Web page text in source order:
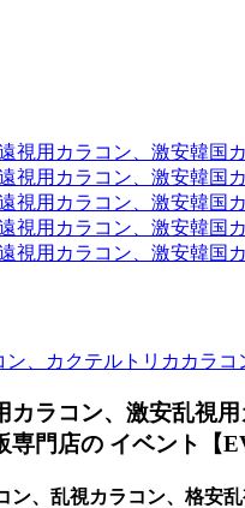
視用カラコン、激安韓国
用カラコン、激安韓国
視用カラコン、激安韓国
視用カラコン、激安韓国
用カラコン、激安韓国
、カクテルトリカカラ
ラコン、激安乱視
門店の イベント【
ン、乱視カラコン、格